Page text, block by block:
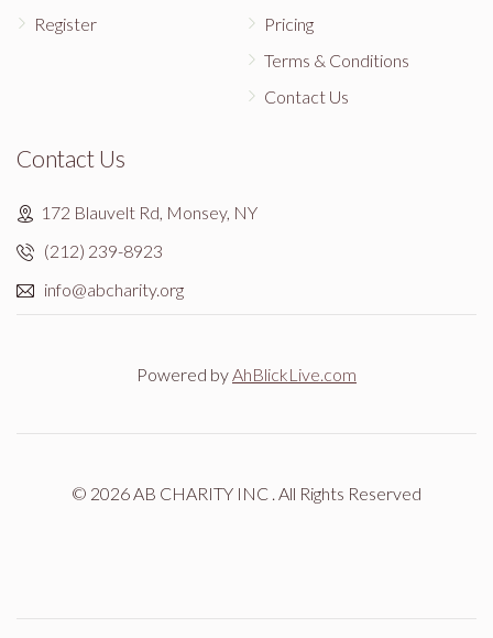
Register
Pricing
Terms & Conditions
Contact Us
Contact Us
172 Blauvelt Rd, Monsey, NY
(212) 239-8923
info@abcharity.org
Powered byAhBlickLive.com
© 2026 AB CHARITY INC . All Rights Reserved